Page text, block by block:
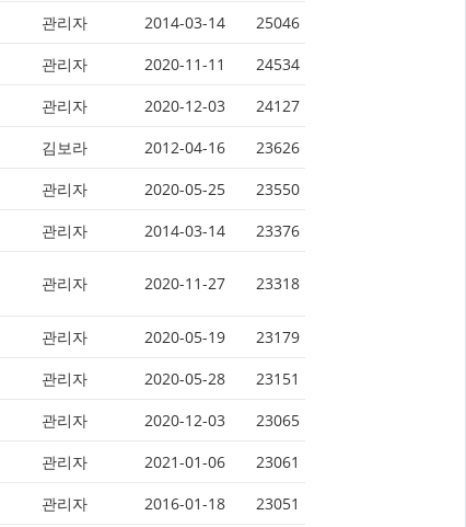
관리자 2014-03-14
25046
관리자 2020-11-11
24534
관리자 2020-12-03
24127
김보라 2012-04-16
23626
관리자 2020-05-25
23550
관리자 2014-03-14 23376
관리자 2020-11-27 23318
관리자 2020-05-19
23179
관리자 2020-05-28
23151
관리자 2020-12-03
23065
관리자 2021-01-06
23061
관리자 2016-01-18 23051